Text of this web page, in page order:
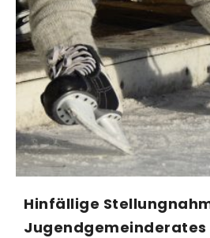
Hinfällige
Jugendgemeinderates